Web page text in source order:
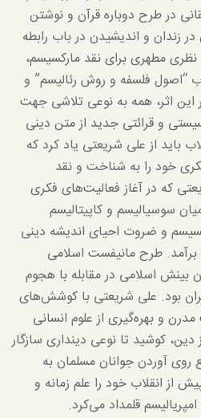
در طرح دوباره قرآن و نوشتن
زندان و اندیشیدن در باب رابطه
مطهری برای نقد مارکسیسم،
“اصول فلسفه و روش رئالیسم” و
اثر، همه به نوعی تلاشی جهت
و قرائتی جدید از متن دینی
باید از علی شریعتی یاد کرد که
خود را به شناخت و نقد
که در آغاز فعالیت‌های فکری
سوسیالیسم و کاپیتالیسم
و ضروت احیای اندیشه دینی
برآمد. طرح مانیفست اسلامی
اسلامی در مقابله با هجوم
بود. علی شریعتی با کوشش‌های
و بهره‌گیری از علوم انسانی
کوشید تا نوعی دینداری سازگار
روی آوردن جوانان مسلمان به
از انقلاب خود را علم زمانه و
قلمداد می‌کرد.